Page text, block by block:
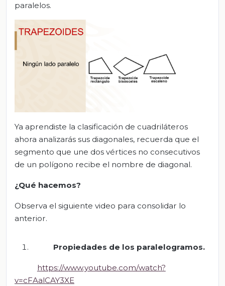
paralelos.
Ya aprendiste la clasificación de cuadriláteros
ahora analizarás sus diagonales, recuerda que el
segmento que une dos vértices no consecutivos
de un polígono recibe el nombre de diagonal.
¿Qué hacemos?
Observa el siguiente video para consolidar lo
anterior.
Propiedades de los paralelogramos.
https://www.youtube.com/watch?
v=cFAalCAY3XE